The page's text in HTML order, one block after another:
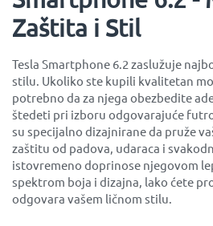
Zaštita i Stil
Tesla Smartphone 6.2 zaslužuje
stilu. Ukoliko ste kupili kvalitetan
potrebno da za njega obezbedite
štedeti pri izboru odgovarajuće
su specijalno dizajnirane da pruže
zaštitu od padova, udaraca i
istovremeno doprinose njegovom
spektrom boja i dizajna, lako ćete
odgovara vašem ličnom stilu.